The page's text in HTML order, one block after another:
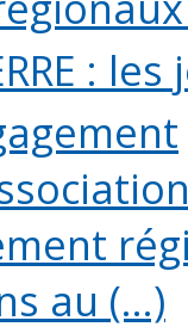
:
au (...)